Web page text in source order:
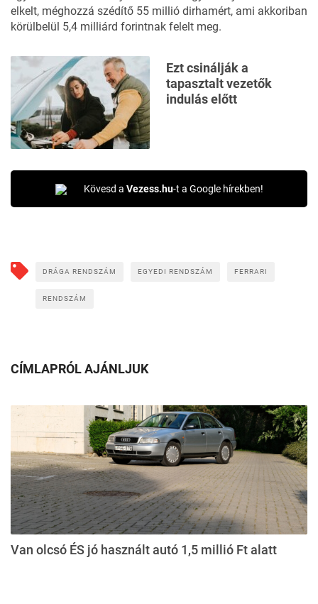
elkelt, méghozzá szédítő 55 millió dirhamért, ami akkoriban
körülbelül 5,4 milliárd forintnak felelt meg.
Ezt csinálják a
tapasztalt vezetők
indulás előtt
Kövesd a Vezess.hu-t a Google hírekben!
DRÁGA RENDSZÁM EGYEDI RENDSZÁM FERRARI
RENDSZÁM
CÍMLAPRÓL AJÁNLJUK
Van olcsó ÉS jó használt autó 1,5 millió Ft alatt